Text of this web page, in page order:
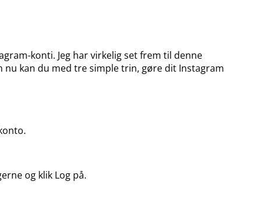
konti. Jeg har virkelig set frem til denne
kan du med tre simple trin, gøre dit Instagram
og klik Log på.